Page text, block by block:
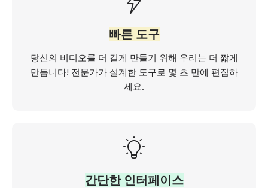
빠른 도구
당신의 비디오를 더 길게 만들기 위해 우리는 더 짧게
만듭니다! 전문가가 설계한 도구로 몇 초 만에 편집하
세요.
간단한 인터페이스